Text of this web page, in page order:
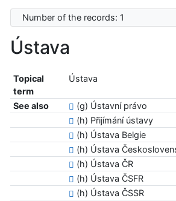
Number of the records: 1
Ústava
Topical
term
Ústava
See also
(g) Ústavní právo
(h) Přijímání ústavy
(h) Ústava Belgie
(h) Ústava
(h) Ústava ČR
(h) Ústava ČSFR
(h) Ústava ČSSR